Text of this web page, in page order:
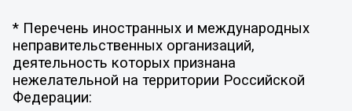
* Перечень иностранных и международных
неправительственных организаций,
деятельность которых признана
нежелательной на территории Российской
Федерации: